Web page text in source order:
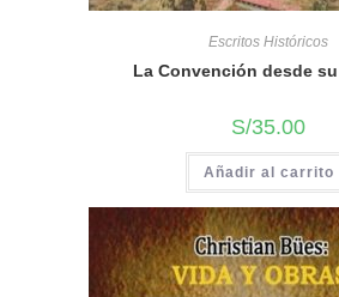
Escritos Históricos
La Convención desde
S/35.00
Añadir al carrito